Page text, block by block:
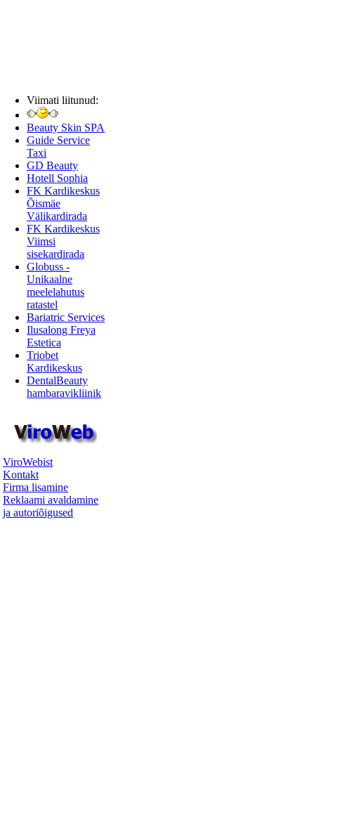
Viimati liitunud:
Beauty Skin SPA
Guide Service
Taxi
GD Beauty
Hotell Sophia
FK Kardikeskus
Õismäe
Välikardirada
FK Kardikeskus
Viimsi
sisekardirada
Globuss -
Unikaalne
meelelahutus
ratastel
Bariatric Services
Ilusalong Freya
Estetica
Triobet
Kardikeskus
DentalBeauty
hambaravikliinik
ViroWebist
Kontakt
Firma lisamine
Reklaami avaldamine
ja autoriõigused